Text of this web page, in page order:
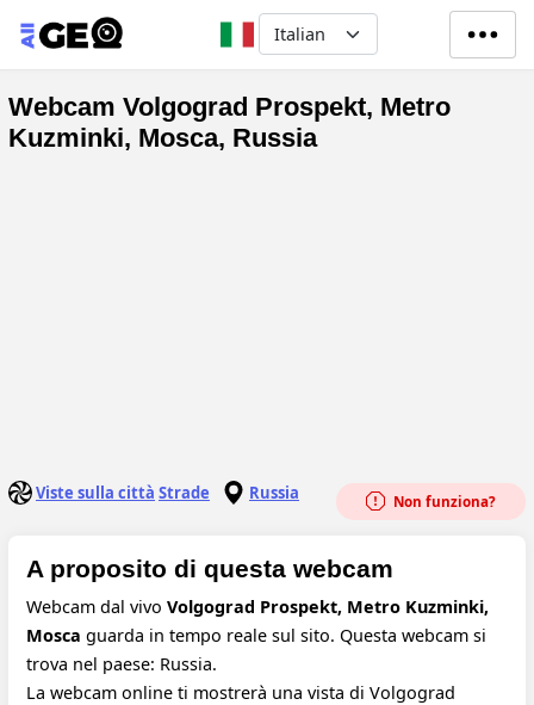
Salta al contenuto principale
Select your language
Webcam Volgograd Prospekt, Metro
Kuzminki, Mosca, Russia
Viste sulla città Strade Russia Non funziona?
A proposito di questa webcam
Webcam dal vivo Volgograd Prospekt, Metro Kuzminki,
Mosca guarda in tempo reale sul sito. Questa webcam si
trova nel paese: Russia.
La webcam online ti mostrerà una vista di Volgograd